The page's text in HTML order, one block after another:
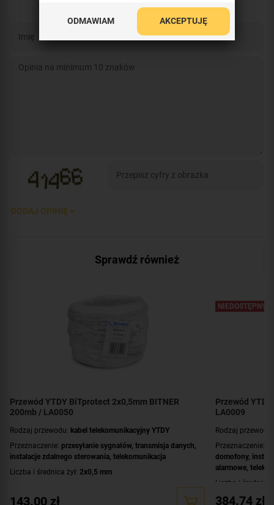
DODAJ OPINIĘ >
Sprawdź również
Przewód YTDY BiTprotect 2x0,5mm BITNER
200mb / LA0050
Rodzaj przewodu: kabel telekomunikacyjny YTDY
Przeznaczenie: przesyłanie sygnałów, transmisja danych
instalacje zdalnego sterowania telekomunikacja
Liczba i średnica żył: 2x0,5 mm
Zastosowanie:
143.00 zł
Przewód
LA0009
NIEDOSTĘPNY
Rodzaj
Przeznaczenie:
domofony,
alarmowe
Liczba i średnica
Kolor powłoki
384.74 zł
ODMAWIAM AKCEPTUJĘ